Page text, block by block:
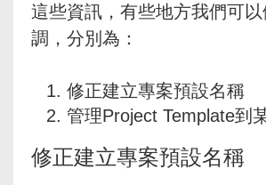
這些資訊，有些地方我們可
調，分別為：
修正建立專案預設名稱
管理Project Template到
修正建立專案預設名稱